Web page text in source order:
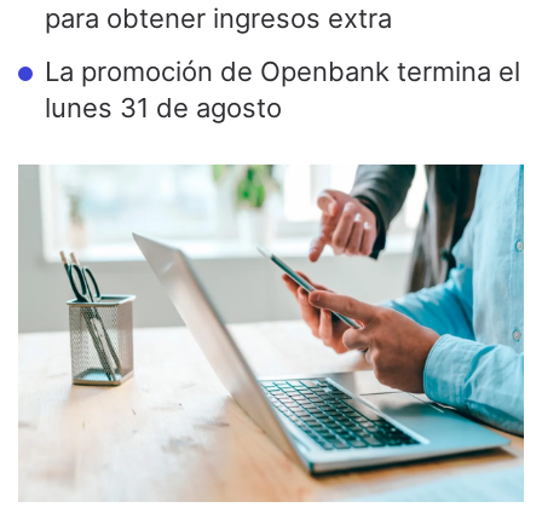
para obtener ingresos extra
La promoción de Openbank termina el
lunes 31 de agosto